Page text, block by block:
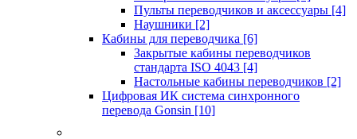
Пульты переводчиков и аксессуары [4]
Наушники [2]
Кабины для переводчика [6]
Закрытые кабины переводчиков
стандарта ISO 4043 [4]
Настольные кабины переводчиков [2]
Цифровая ИК система синхронного
перевода Gonsin [10]